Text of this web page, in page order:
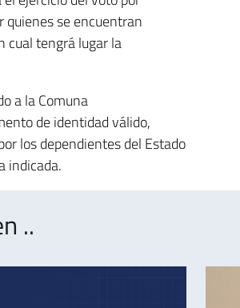
quienes se encuentran
cual tengrá lugar la
a la Comuna
de identidad válido,
los dependientes del Estado
indicada.
..